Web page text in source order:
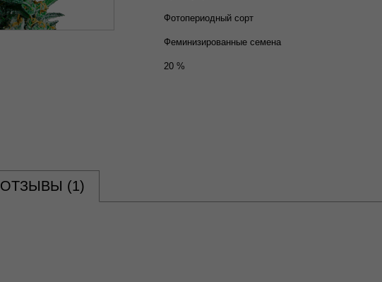
Фотопериодный сорт
Феминизированные семена
20 %
ОТЗЫВЫ (1)